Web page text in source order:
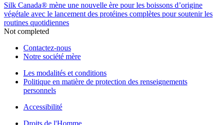
Silk Canada® mène une nouvelle ère pour les boissons d’origine
végétale avec le lancement des protéines complètes pour soutenir les
routines quotidiennes
Not completed
Contactez-nous
Notre société mère
Les modalités et conditions
Politique en matière de protection des renseignements
personnels
Accessibilité
Droits de l'Homme